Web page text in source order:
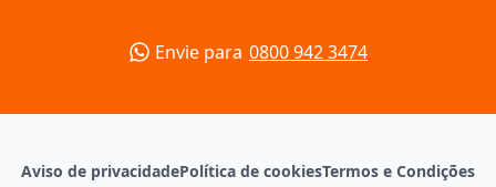
Envie para 0800 942 3474
Aviso de privacidadePolítica de cookiesTermos e Condições